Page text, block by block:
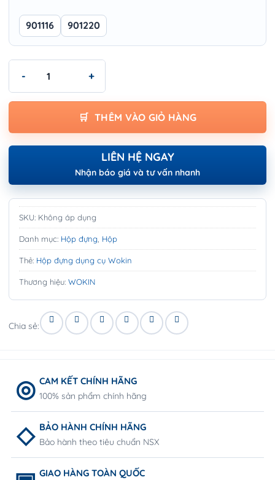
901116 901220
THÊM VÀO GIỎ HÀNG
LIÊN HỆ NGAY
Nhận báo giá và tư vấn nhanh
SKU: Không áp dụng
Danh mục: Hộp đựng Hộp
Thẻ: Hộp đựng dụng cụ Wokin
Thương hiệu: WOKIN
Chia sẻ:
CAM KẾT CHÍNH HÃNG
100% sản phẩm chính hãng
BẢO HÀNH CHÍNH HÃNG
Bảo hành theo tiêu chuẩn NSX
GIAO HÀNG TOÀN QUỐC